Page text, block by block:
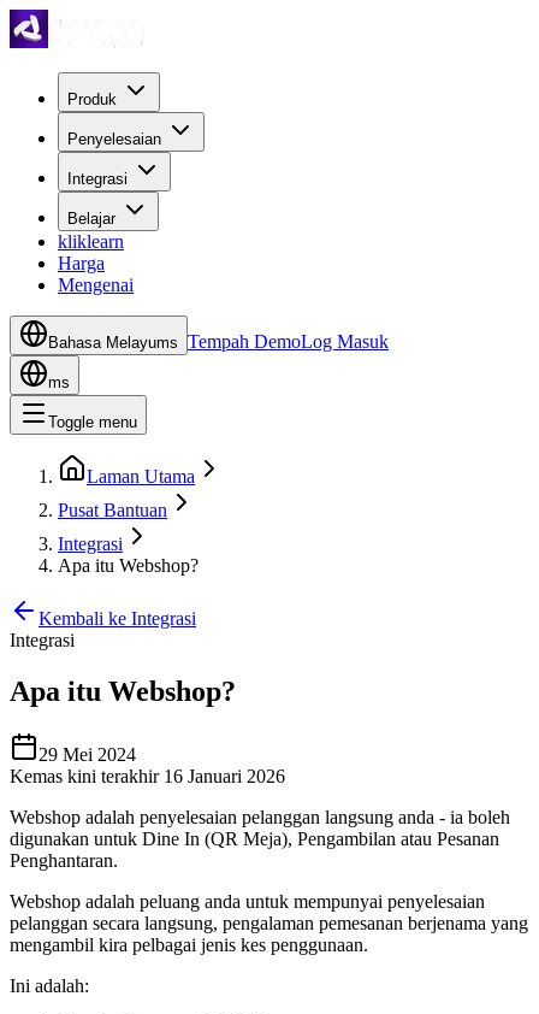
Produk
Penyelesaian
Integrasi
Belajar
kliklearn
Harga
Mengenai
Bahasa Melayums Tempah DemoLog Masuk
ms
Toggle menu
Laman Utama
Pusat Bantuan
Integrasi
Apa itu Webshop?
Kembali ke Integrasi
Integrasi
Apa itu Webshop?
29 Mei 2024
Kemas kini terakhir 16 Januari 2026
Webshop adalah penyelesaian pelanggan langsung anda - ia boleh
digunakan untuk Dine In (QR Meja), Pengambilan atau Pesanan
Penghantaran.
Webshop adalah peluang anda untuk mempunyai penyelesaian
pelanggan secara langsung, pengalaman pemesanan berjenama yang
mengambil kira pelbagai jenis kes penggunaan.
Ini adalah: